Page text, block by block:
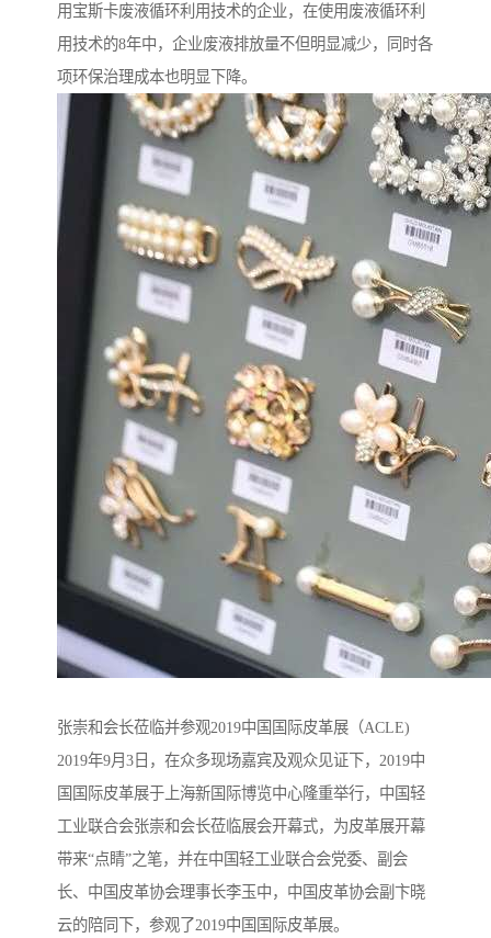
用宝斯卡废液循环利用技术的企业，在使用废液循环利
用技术的8年中，企业废液排放量不但明显减少，同时各
项环保治理成本也明显下降。
张崇和会长莅临并参观2019中国国际皮革展（ACLE)
2019年9月3日，在众多现场嘉宾及观众见证下，2019中
国国际皮革展于上海新国际博览中心隆重举行，中国轻
工业联合会张崇和会长莅临展会开幕式，为皮革展开幕
带来“点睛”之笔，并在中国轻工业联合会党委、副会
长、中国皮革协会理事长李玉中，中国皮革协会副卞晓
云的陪同下，参观了2019中国国际皮革展。